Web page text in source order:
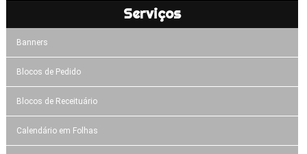
Serviços
Banners
Blocos de Pedido
Blocos de Receituário
Calendário em Folhas